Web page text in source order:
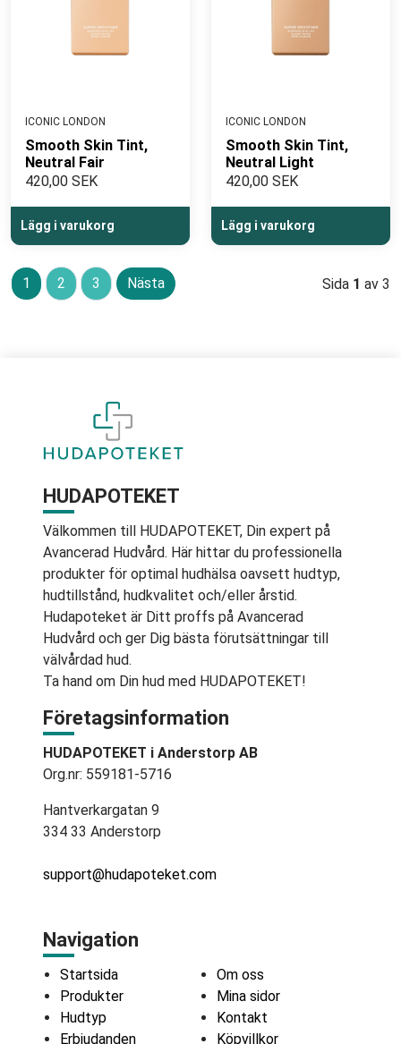
ICONIC LONDON
Smooth Skin Tint,
Neutral Fair
420,00 SEK
Lägg i varukorg
ICONIC LONDON
Smooth Skin Tint,
Neutral Light
420,00 SEK
Lägg i varukorg
1 2 3 Nästa Sida 1 av 3
HUDAPOTEKET
Välkommen till HUDAPOTEKET, Din expert på
Avancerad Hudvård. Här hittar du professionella
produkter för optimal hudhälsa oavsett hudtyp,
hudtillstånd, hudkvalitet och/eller årstid.
Hudapoteket är Ditt proffs på Avancerad
Hudvård och ger Dig bästa förutsättningar till
välvårdad hud.
Ta hand om Din hud med HUDAPOTEKET!
Företagsinformation
HUDAPOTEKET i Anderstorp AB
Org.nr: 559181-5716
Hantverkargatan 9
334 33 Anderstorp
support@hudapoteket.com
Navigation
Startsida
Produkter
Hudtyp
Erbjudanden
Om oss
Mina sidor
Kontakt
Köpvillkor